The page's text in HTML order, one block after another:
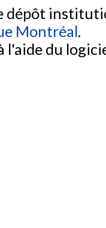
dépôt
Montréal.
l'aide du